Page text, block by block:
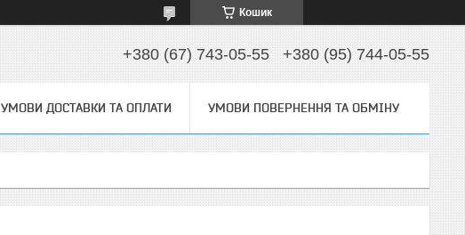
Кошик
+380 (67) 743-05-55 +380 (95) 744-05-55
УМОВИ ДОСТАВКИ ТА ОПЛАТИ УМОВИ ПОВЕРНЕННЯ ТА ОБМІНУ